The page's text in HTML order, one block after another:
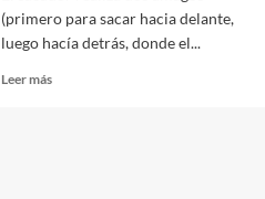
(primero para sacar hacia delante,
luego hacía detrás, donde el...
Leer másLeer